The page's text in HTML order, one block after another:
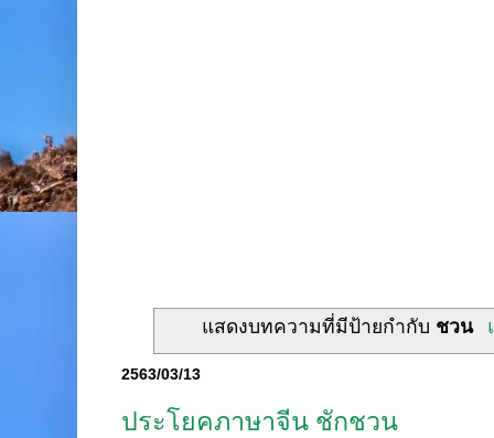
แสดงบทความที่มีป้ายกำกับ ชวน
2563/03/13
ประโยคภาษาจีน ชักชวน